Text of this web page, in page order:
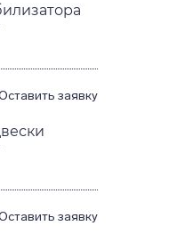
заявку
заявку